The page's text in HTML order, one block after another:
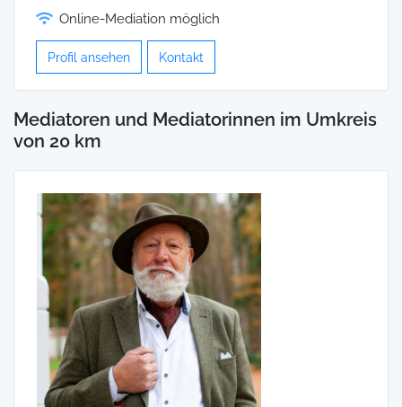
Online-Mediation möglich
Profil ansehen Kontakt
Mediatoren und Mediatorinnen im Umkreis
von 20 km